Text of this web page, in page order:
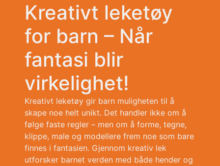
Kreativt leketøy
for barn – Når
fantasi blir
virkelighet!
Kreativt leketøy gir barn muligheten til å
skape noe helt unikt. Det handler ikke om å
følge faste regler – men om å forme, tegne,
klippe, male og modellere frem noe som bare
finnes i fantasien. Gjennom kreativ lek
utforsker barnet verden med både hender og